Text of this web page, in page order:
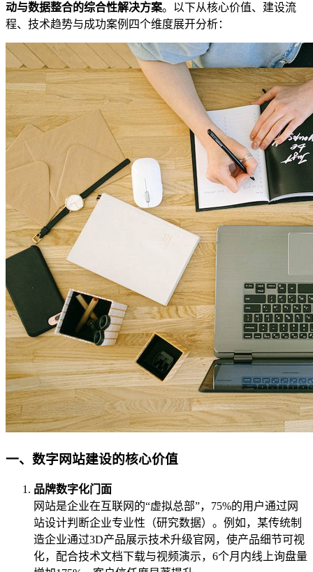
动与数据整合的综合性解决方案。以下从核心价值、建设流
程、技术趋势与成功案例四个维度展开分析：
一、数字网站建设的核心价值
品牌数字化门面
网站是企业在互联网的“虚拟总部”，75%的用户通过网
站设计判断企业专业性（研究数据）。例如，某传统制
造企业通过3D产品展示技术升级官网，使产品细节可视
化，配合技术文档下载与视频演示，6个月内线上询盘量